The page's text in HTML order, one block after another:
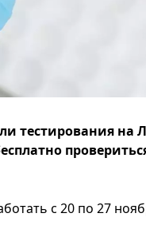
тестирования на
с 20 по 27